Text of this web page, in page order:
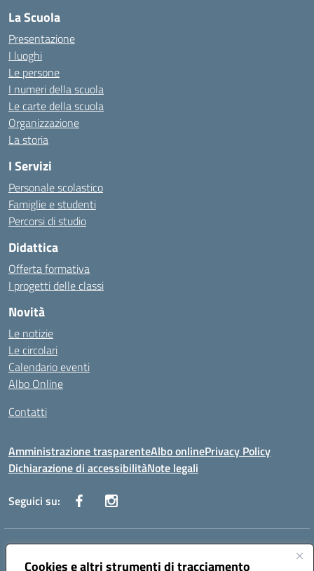
Cookies e altri strumenti di tracciamento
La Scuola
Presentazione
I luoghi
Le persone
I numeri della scuola
Le carte della scuola
Organizzazione
La storia
I Servizi
Personale scolastico
Famiglie e studenti
Percorsi di studio
Didattica
Offerta formativa
I progetti delle classi
Novità
Le notizie
Le circolari
Calendario eventi
Albo Online
Contatti
Amministrazione trasparenteAlbo onlinePrivacy Policy
Dichiarazione di accessibilitàNote legali
Seguici su:
Indirizzo:
Centralino:0881636571 Email:fgps040004@istruzione.it